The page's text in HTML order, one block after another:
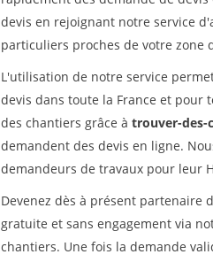
devis en rejoignant notre service
particuliers proches de votre
L'utilisation de notre service
devis dans toute la France et pour
des chantiers grâce à trouver-des-
demandent des devis en ligne.
demandeurs de travaux pour leur
Devenez dès à présent partenaire
gratuite et sans engagement via
chantiers. Une fois la demande